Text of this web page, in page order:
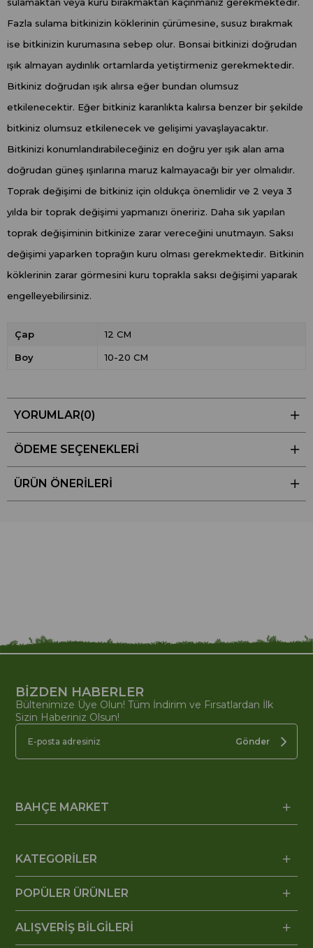
sulamaktan veya kuru bırakmaktan kaçınmanız gerekmektedir.
Fazla sulama bitkinizin köklerinin çürümesine, susuz bırakmak
ise bitkinizin kurumasına sebep olur. Bonsai bitkinizi doğrudan
ışık almayan aydınlık ortamlarda yetiştirmeniz gerekmektedir.
Bitkiniz doğrudan ışık alırsa eğer bundan olumsuz
etkilenecektir. Eğer bitkiniz karanlıkta kalırsa benzer bir şekilde
bitkiniz olumsuz etkilenecek ve gelişimi yavaşlayacaktır.
Bitkinizi konumlandırabileceğiniz en doğru yer ışık alan ama
doğrudan güneş ışınlarına maruz kalmayacağı bir yer olmalıdır.
Toprak değişimi de bitkiniz için oldukça önemlidir ve 2 veya 3
yılda bir toprak değişimi yapmanızı öneririz. Daha sık yapılan
toprak değişiminin bitkinize zarar vereceğini unutmayın. Saksı
değişimi yaparken toprağın kuru olması gerekmektedir. Bitkinin
köklerinin zarar görmesini kuru toprakla saksı değişimi yaparak
engelleyebilirsiniz.
Çap 12 CM
Boy 10-20 CM
YORUMLAR(0)
ÖDEME SEÇENEKLERI
ÜRÜN ÖNERILERI
BİZDEN HABERLER
Bültenimize Üye Olun! Tüm İndirim ve Fırsatlardan İlk
Sizin Haberiniz Olsun!
Gönder
BAHÇE MARKET
KATEGORİLER
POPÜLER ÜRÜNLER
ALIŞVERİŞ BİLGİLERİ